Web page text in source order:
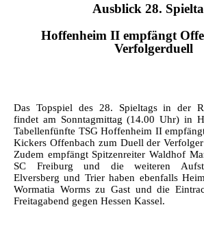
Ausblick 28.
Hoffenheim II empfängt
Verfolgerduell
Das Topspiel des 28. Spieltags in der
findet am Sonntagmittag (14.00 Uhr) in
Tabellenfünfte TSG Hoffenheim II
Kickers Offenbach zum Duell der
Zudem empfängt Spitzenreiter Waldhof
SC Freiburg und die weiteren
Elversberg und Trier haben ebenfalls
Wormatia Worms zu Gast und die
Freitagabend gegen Hessen Kassel.